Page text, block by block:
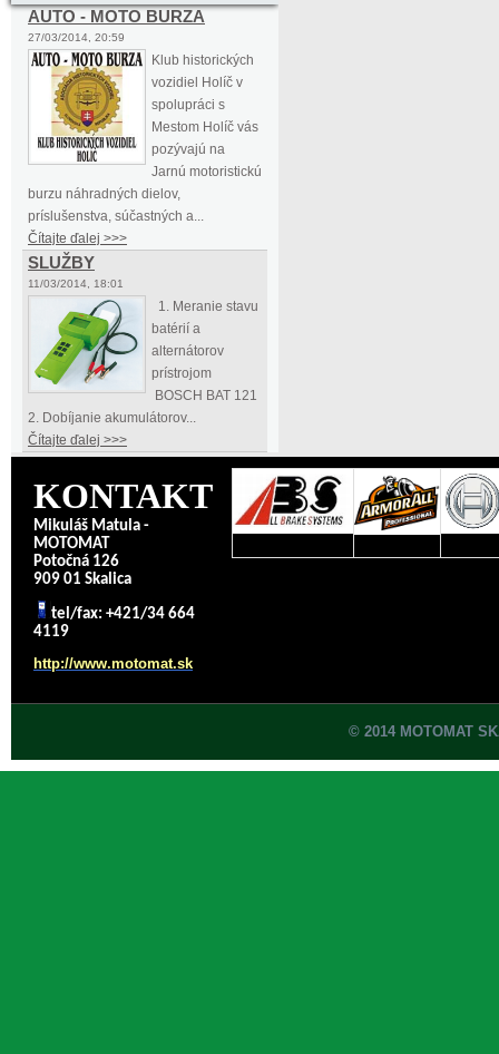
AUTO - MOTO BURZA
27/03/2014, 20:59
Klub historických
vozidiel Holíč v
spolupráci s
Mestom Holíč vás
pozývajú na
Jarnú motoristickú
burzu náhradných dielov,
príslušenstva, súčastných a...
Čítajte ďalej >>>
SLUŽBY
11/03/2014, 18:01
1. Meranie stavu
batérií a
alternátorov
prístrojom
BOSCH BAT 121
2. Dobíjanie akumulátorov...
Čítajte ďalej >>>
KONTAKT
Mikuláš Matula -
MOTOMAT
Potočná 126
909 01 Skalica
tel/fax: +421/34 664
4119
http://www.motomat.sk
© 2014